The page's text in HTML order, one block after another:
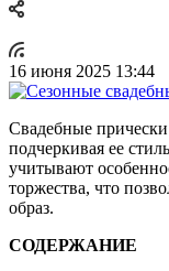
16 июня 2025 13:44
Свадебные
подчеркивая ее
учитывают
торжества, что
образ.
СОДЕРЖАНИЕ